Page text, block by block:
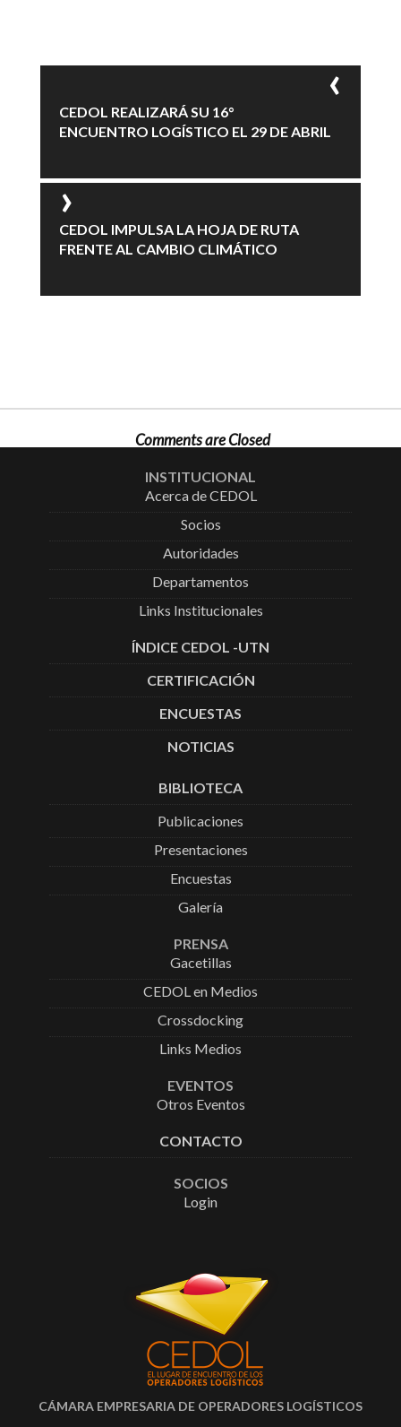
CEDOL REALIZARÁ SU 16°
ENCUENTRO LOGÍSTICO EL 29 DE ABRIL
CEDOL IMPULSA LA HOJA DE RUTA
FRENTE AL CAMBIO CLIMÁTICO
Comments are Closed
INSTITUCIONAL
Acerca de CEDOL
Socios
Autoridades
Departamentos
Links Institucionales
ÍNDICE CEDOL -UTN
CERTIFICACIÓN
ENCUESTAS
NOTICIAS
BIBLIOTECA
Publicaciones
Presentaciones
Encuestas
Galería
PRENSA
Gacetillas
CEDOL en Medios
Crossdocking
Links Medios
EVENTOS
Otros Eventos
CONTACTO
SOCIOS
Login
CÁMARA EMPRESARIA DE OPERADORES LOGÍSTICOS